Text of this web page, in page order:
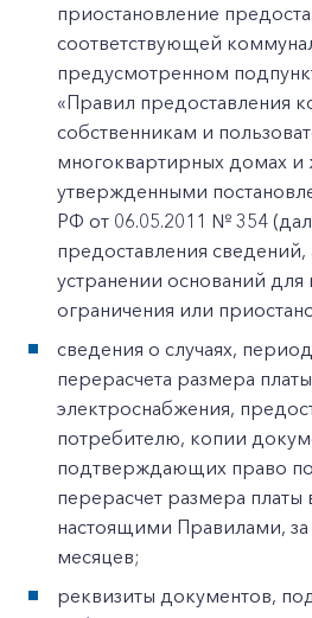
приостановление
соответствующей
предусмотренном
«Правил предоставления
собственникам и
многоквартирных домах
утвержденными
РФ от 06.05.2011 № 354
предоставления
устранении оснований для
ограничения или
сведения о случаях,
перерасчета размера платы
электроснабжения,
потребителю, копии
подтверждающих право
перерасчет размера платы
настоящими Правилами,
месяцев;
реквизиты документов,